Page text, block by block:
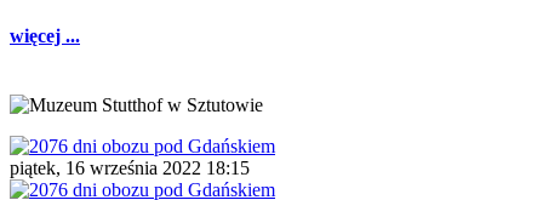
więcej ...
piątek, 16 września 2022 18:15